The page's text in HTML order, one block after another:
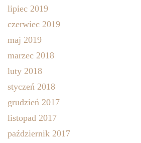
lipiec 2019
czerwiec 2019
maj 2019
marzec 2018
luty 2018
styczeń 2018
grudzień 2017
listopad 2017
październik 2017